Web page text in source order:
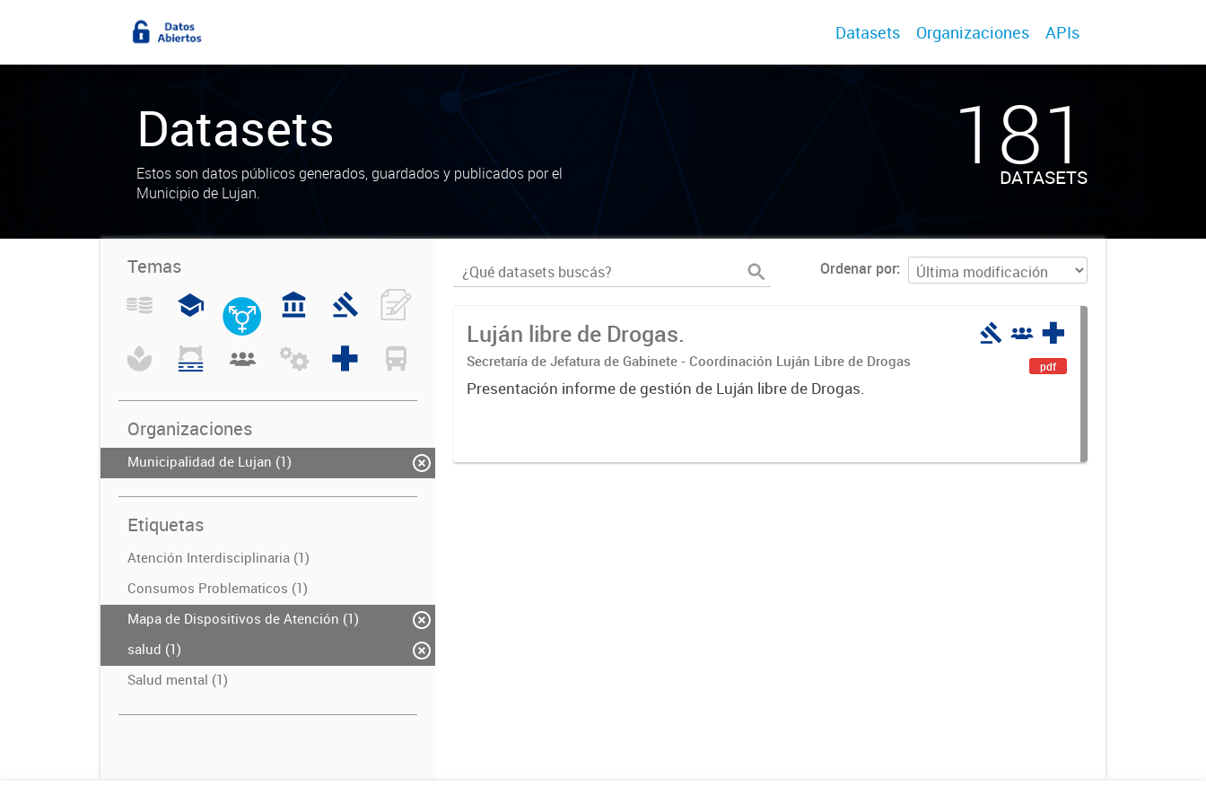
Datasets Organizaciones APIs
Datasets
Estos son datos públicos generados, guardados y publicados por el
Municipio de Lujan.
181
DATASETS
Temas
Organizaciones
Municipalidad de Lujan (1)
Etiquetas
Atención Interdisciplinaria (1)
Consumos Problematicos (1)
Mapa de Dispositivos de Atención (1)
salud (1)
Salud mental (1)
Ordenar por
Luján libre de Drogas.
Secretaría de Jefatura de Gabinete - Coordinación Luján Libre de Drogas
Presentación informe de gestión de Luján libre de Drogas.
pdf